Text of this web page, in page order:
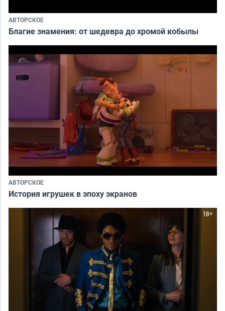
АВТОРСКОЕ
Благие знамения: от шедевра до хромой кобылы
АВТОРСКОЕ
История игрушек в эпоху экранов